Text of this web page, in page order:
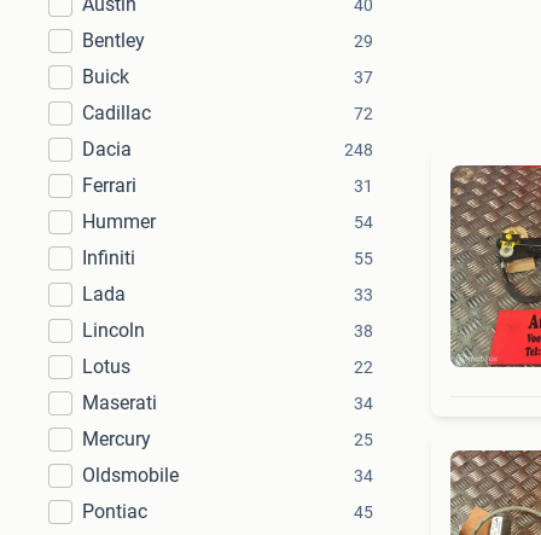
40
Bentley 29
Buick 37
Cadillac 72
Dacia 248
Ferrari 31
Hummer 54
Infiniti 55
Lada 33
Lincoln 38
Lotus 22
Maserati 34
Mercury 25
Oldsmobile 34
Pontiac 45